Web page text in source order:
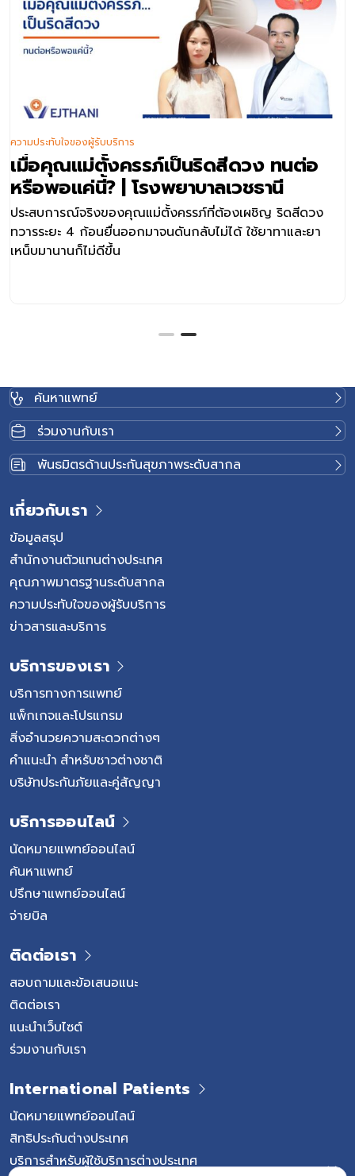
เมื่อคุณแม่ตั้งครรภ์เป็นริดสีดวง ทนต่อ
หรือพอแค่นี้? | โรงพยาบาลเวชธานี
ประสบการณ์จริงของคุณแม่ตั้งครรภ์ที่ต้องเผชิญ ริดสีดวง
ทวารระยะ 4 ก้อนยื่นออกมาจนดันกลับไม่ได้ ใช้ยาทาและยา
เหน็บมานานก็ไม่ดีขึ้น
ความประทับใจของผู้รับบริการ
ค้นหาแพทย์
ร่วมงานกับเรา
พันธมิตรด้านประกันสุขภาพระดับสากล
เกี่ยวกับเรา
ข้อมูลสรุป
สำนักงานตัวแทนต่างประเทศ
คุณภาพมาตรฐานระดับสากล
ความประทับใจของผู้รับบริการ
ข่าวสารและบริการ
บริการของเรา
บริการทางการแพทย์
แพ็กเกจและโปรแกรม
สิ่งอำนวยความสะดวกต่างๆ
คำแนะนำ สำหรับชาวต่างชาติ
บริษัทประกันภัยและคู่สัญญา
บริการออนไลน์
นัดหมายแพทย์ออนไลน์
ค้นหาแพทย์
ปรึกษาแพทย์ออนไลน์
จ่ายบิล
ติดต่อเรา
สอบถามและข้อเสนอแนะ
ติดต่อเรา
แนะนำเว็บไซต์
ร่วมงานกับเรา
International Patients
นัดหมายแพทย์ออนไลน์
สิทธิประกันต่างประเทศ
บริการสำหรับผู้ใช้บริการต่างประเทศ